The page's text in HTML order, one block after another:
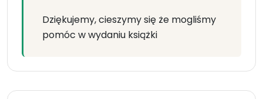
Dziękujemy, cieszymy się że mogliśmy
pomóc w wydaniu książki